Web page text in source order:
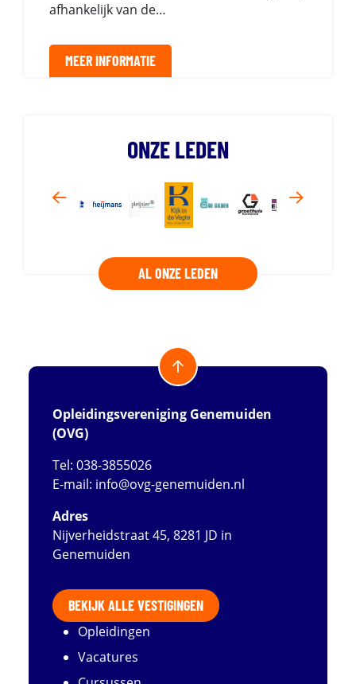
afhankelijk van de…
MEER INFORMATIE
ONZE LEDEN
AL ONZE LEDEN
Opleidingsvereniging Genemuiden
(OVG)
Tel: 038-3855026
E-mail: info@ovg-genemuiden.nl
Adres
Nijverheidstraat 45, 8281 JD in
Genemuiden
BEKIJK ALLE VESTIGINGEN
Opleidingen
Vacatures